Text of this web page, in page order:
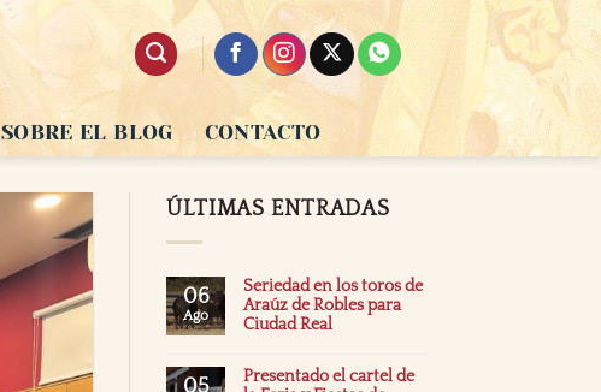
SOBRE EL BLOG CONTACTO
ÚLTIMAS ENTRADAS
06
Ago
Seriedad en los toros de
Araúz de Robles para
Ciudad Real
Presentado el cartel de